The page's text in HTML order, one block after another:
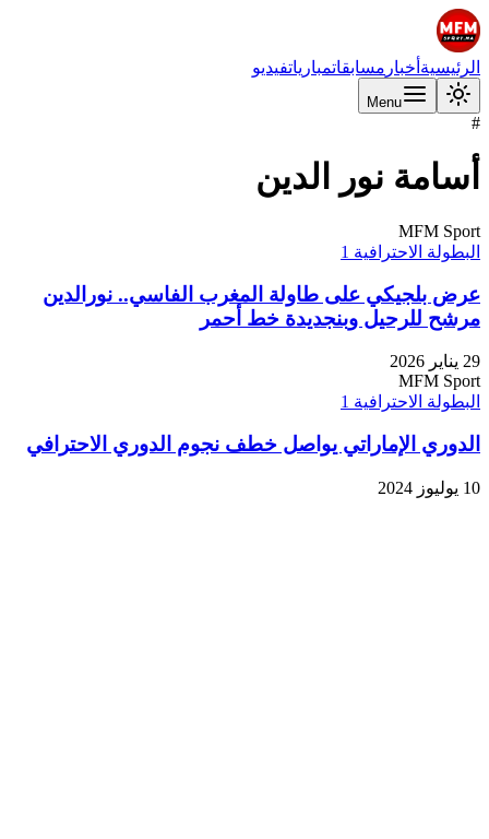
الرئيسية أخبار مسابقاتمبارياتفيديو
Menu
#
أسامة نور الدين
MFM Sport
البطولة الاحترافية 1
عرض بلجيكي على طاولة المغرب الفاسي.. نورالدين
مرشح للرحيل وبنجديدة خط أحمر
29 يناير 2026
MFM Sport
البطولة الاحترافية 1
الدوري الإماراتي يواصل خطف نجوم الدوري الاحترافي
10 يوليوز 2024